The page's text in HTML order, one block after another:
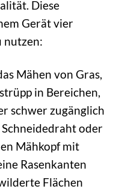
Diese
Gerät vier
nutzen:
Mähen von Gras,
in Bereichen,
schwer zugänglich
oder
Mähkopf mit
Rasenkanten
Flächen